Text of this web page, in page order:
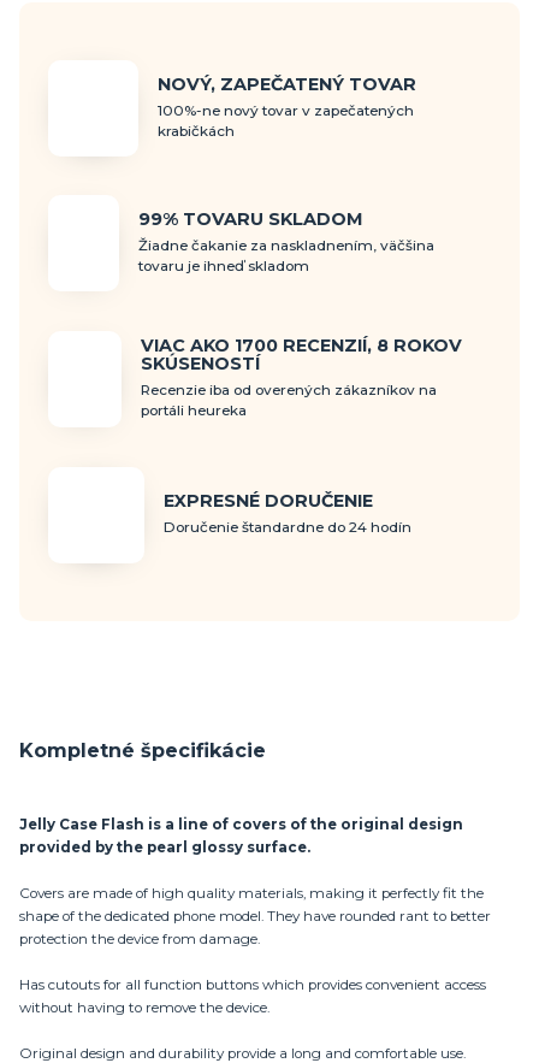
NOVÝ, ZAPEČATENÝ TOVAR
100%-ne nový tovar v zapečatených
krabičkách
99% TOVARU SKLADOM
Žiadne čakanie za naskladnením, väčšina
tovaru je ihneď skladom
VIAC AKO 1700 RECENZIÍ, 8 ROKOV
SKÚSENOSTÍ
Recenzie iba od overených zákazníkov na
portáli heureka
EXPRESNÉ DORUČENIE
Doručenie štandardne do 24 hodín
Kompletné špecifikácie
Jelly Case Flash is a line of covers of the original design
provided by the pearl glossy surface.
Covers are made of high quality materials, making it perfectly fit the
shape of the dedicated phone model. They have rounded rant to better
protection the device from damage.
Has cutouts for all function buttons which provides convenient access
without having to remove the device.
Original design and durability provide a long and comfortable use.